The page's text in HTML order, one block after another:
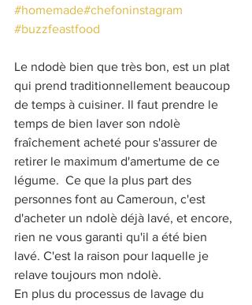
#homemade#chefoninstagram
#buzzfeastfood
Le ndodè bien que très bon, est un plat
qui prend traditionnellement beaucoup
de temps à cuisiner. Il faut prendre le
temps de bien laver son ndolè
fraîchement acheté pour s'assurer de
retirer le maximum d'amertume de ce
légume.  Ce que la plus part des
personnes font au Cameroun, c'est
d'acheter un ndolè déjà lavé, et encore,
rien ne vous garanti qu'il a été bien
lavé. C'est la raison pour laquelle je
relave toujours mon ndolè.
En plus du processus de lavage du